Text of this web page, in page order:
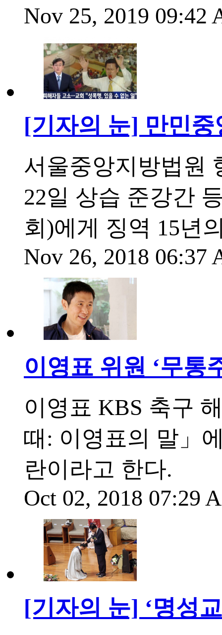
Nov 25, 2019 09:42
[기자의 눈] 만민
서울중앙지방법원
22일 상습 준강간
회)에게 징역 15년
Nov 26, 2018 06:37
이영표 위원 ‘무통
이영표 KBS 축구
때: 이영표의 말」
란이라고 한다.
Oct 02, 2018 07:29
[기자의 눈] ‘명성